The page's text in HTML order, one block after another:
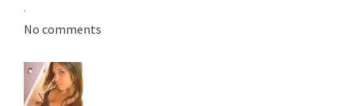
·
No comments